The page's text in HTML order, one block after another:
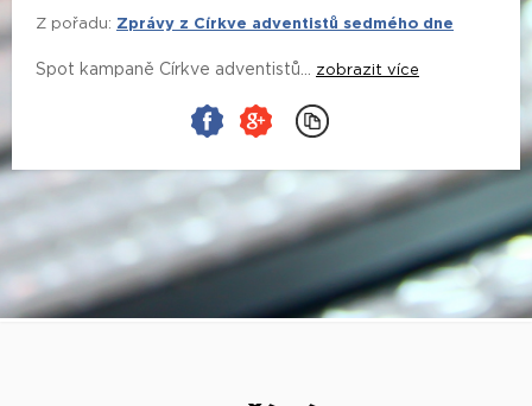
Z pořadu: Zprávy z Církve adventistů sedmého dne
Spot kampaně Církve adventistů... zobrazit více